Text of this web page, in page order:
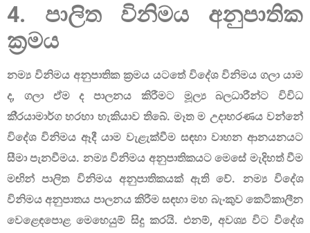
4. පාලිත විනිමය අනුපාතික
ක‍්‍රමය
නම්‍ය විනිමය අනුපාතික ක‍්‍රමය යටතේ විදේශ විනිමය ගලා යාම
ද, ගලා ඒම ද පාලනය කිරීමට මූල්‍ය බලධාරීන්ට විවිධ
කි‍්‍රයාමාර්ග හරහා හැකියාව තිබේ. මෑත ම උදාහරණය වන්නේ
විදේශ විනිමය ඈදී යාම වැළැක්වීම සඳහා වාහන ආනයනයට
සීමා පැනවීමය. නම්‍ය විනිමය අනුපාතිකයට මෙසේ මැදිහත් වීම
මඟින් පාලිත විනිමය අනුපාතිකයක් ඇති වේ. නම්‍ය විදේශ
විනිමය අනුපාතය පාලනය කිරීම සඳහා මහ බැංකුව කෙටිකාලීන
වෙළෙඳපොළ මෙහෙයුම් සිදු කරයි. එනම්, අවශ්‍ය විට විදේශ